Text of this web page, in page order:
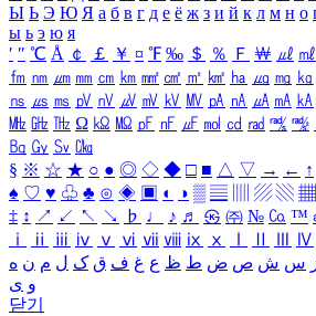
Ы Ь Э Ю Я а б в г д е ё ж з и й к л м н о
ы ь э ю я
′ ″ ℃ Å ￠ ￡ ￥ ¤ ℉ ‰ ＄ ％ Ｆ ￦ ㎕ ㎖
㎙ ㎚ ㎛ ㎜ ㎝ ㎞ ㎟ ㎠ ㎡ ㎢ ㏊ ㎍ ㎎ ㎏
㎱ ㎲ ㎳ ㎴ ㎵ ㎶ ㎷ ㎸ ㎹ ㎀ ㎁ ㎂ ㎃ ㎄
㎒ ㎓ ㎔ Ω ㏀ ㏁ ㎊ ㎋ ㎌ ㏖ ㏅ ㎭ ㎮ ㎯
㏃ ㏉ ㏜ ㏆
§ ※ ☆ ★ ○ ● ◎ ◇ ◆ □ ■ △ ▽ → ← ↑
♠ ♡ ♥ ♧ ♣ ⊙ ◈ ▣ ◐ ◑ ▒ ▤ ▨ ▧ ▦
‡ ↕ ↗ ↙ ↖ ↘ ♭ ♩ ♪ ♬ ㉿ ㈜ № ㏇ ™
ⅰ
ⅱ ⅲ ⅳ ⅴ ⅵ ⅶ ⅷ ⅸ ⅹ Ⅳ
س ش ص ض ط ظ ع غ ف ق ک ل م ن ه
و ی
닫기